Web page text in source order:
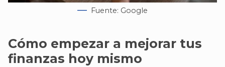
Fuente: Google
Cómo empezar a mejorar tus
finanzas hoy mismo